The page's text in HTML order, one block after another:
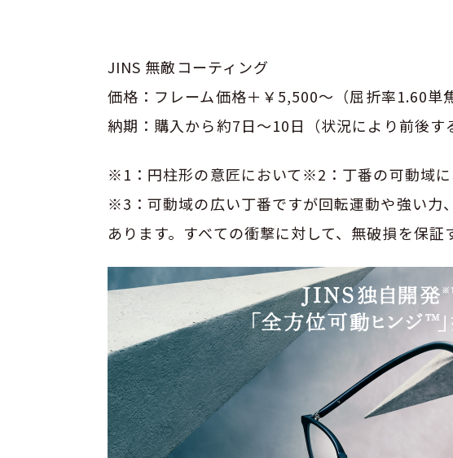
JINS 無敵コーティング
価格：フレーム価格＋￥5,500～（屈折率1.60単
納期：購入から約7日～10日（状況により前後す
※1：円柱形の意匠において※2：丁番の可動域に
※3：可動域の広い丁番ですが回転運動や強い力
あります。すべての衝撃に対して、無破損を保証